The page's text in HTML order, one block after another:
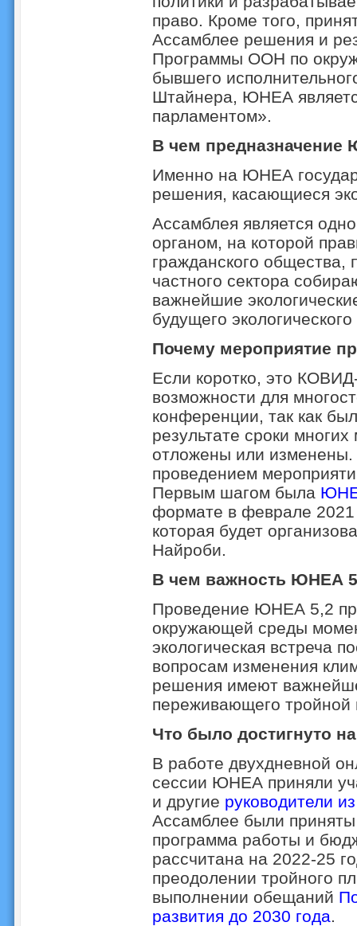
право. Кроме того,
Ассамблее решения и
Программы ООН по
бывшего
Штайнера, ЮНЕА
парламентом».
В чем предназначение
Именно на ЮНЕА
решения, касающиеся
Ассамблея является
органом, на которой
гражданского общества,
частного сектора
важнейшие
будущего
Почему мероприятие
Если коротко, это
возможности для
конференции, так как
результате сроки
отложены или изменены.
проведением
Первым шагом была
формате в феврале
которая будет
Найроби.
В чем важность ЮНЕА
Проведение ЮНЕА 5,2
окружающей среды
экологическая встреча
вопросам изменения
решения имеют
переживающего тройной
Что было достигнуто
В работе двухдневной
сессии ЮНЕА приняли
и другие руководители
Ассамблее были
программа работы и
рассчитана на 2022-25
преодолении тройного
выполнении обещаний
развития до 2030 года.